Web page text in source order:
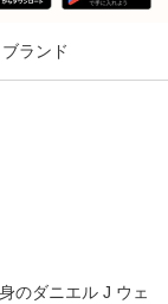
ブランド
のダニエル J ウェ